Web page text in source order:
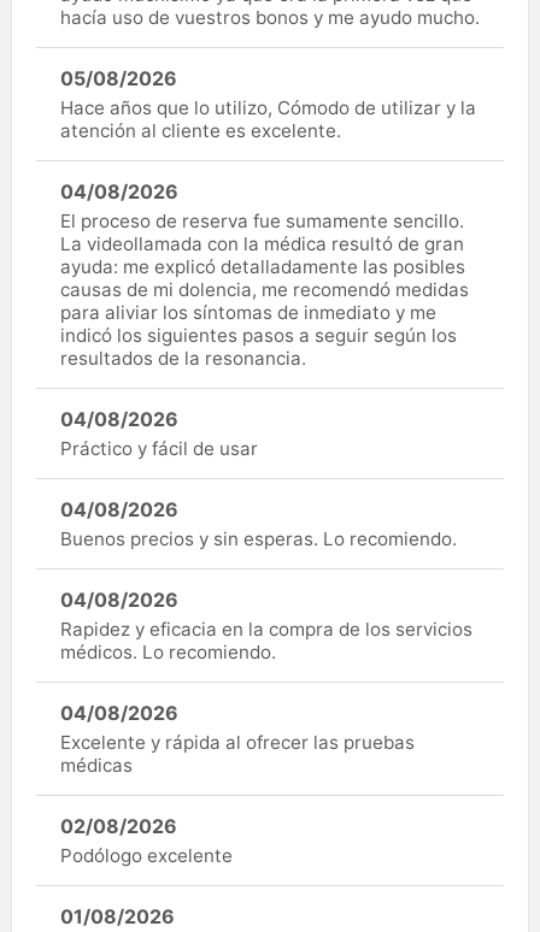
hacía uso de vuestros bonos y me ayudo mucho.
05/08/2026
Hace años que lo utilizo, Cómodo de utilizar y la
atención al cliente es excelente.
04/08/2026
El proceso de reserva fue sumamente sencillo.
La videollamada con la médica resultó de gran
ayuda: me explicó detalladamente las posibles
causas de mi dolencia, me recomendó medidas
para aliviar los síntomas de inmediato y me
indicó los siguientes pasos a seguir según los
resultados de la resonancia.
04/08/2026
Práctico y fácil de usar
04/08/2026
Buenos precios y sin esperas. Lo recomiendo.
04/08/2026
Rapidez y eficacia en la compra de los servicios
médicos. Lo recomiendo.
04/08/2026
Excelente y rápida al ofrecer las pruebas
médicas
02/08/2026
Podólogo excelente
01/08/2026